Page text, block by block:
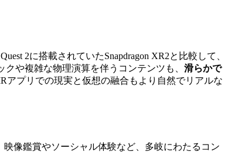
2に搭載されていたSnapdragon XR2と比較して、
や複雑な物理演算を伴うコンテンツも、 滑らかで
アプリでの現実と仮想の融合もより自然でリアルな
像鑑賞やソーシャル体験など、多岐にわたるコン